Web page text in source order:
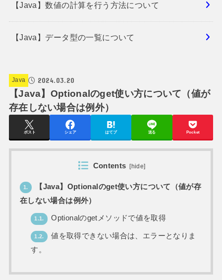
【Java】数値の計算を行う方法について
【Java】データ型の一覧について
Java 2024.03.20
【Java】Optionalのget使い方について（値が
存在しない場合は例外）
ポスト シェア はてブ 送る Pocket
Contents [hide]
1.
【Java】Optionalのget使い方について（値が存
在しない場合は例外）
1.1. Optionalのgetメソッドで値を取得
1.2.
値を取得できない場合は、エラーとなりま
す。